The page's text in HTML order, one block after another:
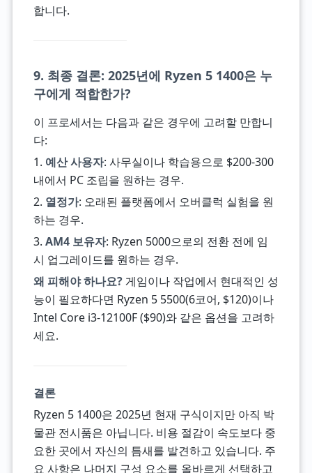
합니다.
9. 최종 결론: 2025년에 Ryzen 5 1400은 누
구에게 적합한가?
이 프로세서는 다음과 같은 경우에 고려할 만합니
다:
1. 예산 사용자: 사무실이나 학습용으로 $200-300
내에서 PC 조립을 원하는 경우.
2. 열정가: 오래된 플랫폼에서 오버클럭 실험을 원
하는 경우.
3. AM4 보유자: Ryzen 5000으로의 전환 전에 임
시 업그레이드를 원하는 경우.
왜 피해야 하나요?게임이나 작업에서 현대적인 성
능이 필요하다면 Ryzen 5 5500(6코어, $120)이나
Intel Core i3-12100F ($90)와 같은 옵션을 고려하
세요.
결론
Ryzen 5 1400은 2025년 현재 구식이지만 아직 박
물관 전시품은 아닙니다. 비용 절감이 속도보다 중
요한 곳에서 자신의 틈새를 발견하고 있습니다. 주
요 사항은 나머지 구성 요소를 올바르게 선택하고